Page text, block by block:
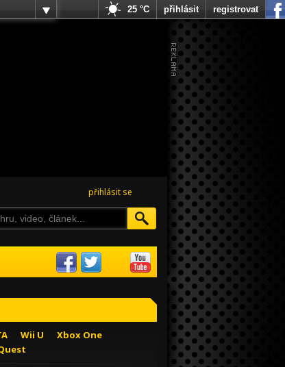
přihlásit se
Wii U
Xbox One
25 °C přihlásit registrovat